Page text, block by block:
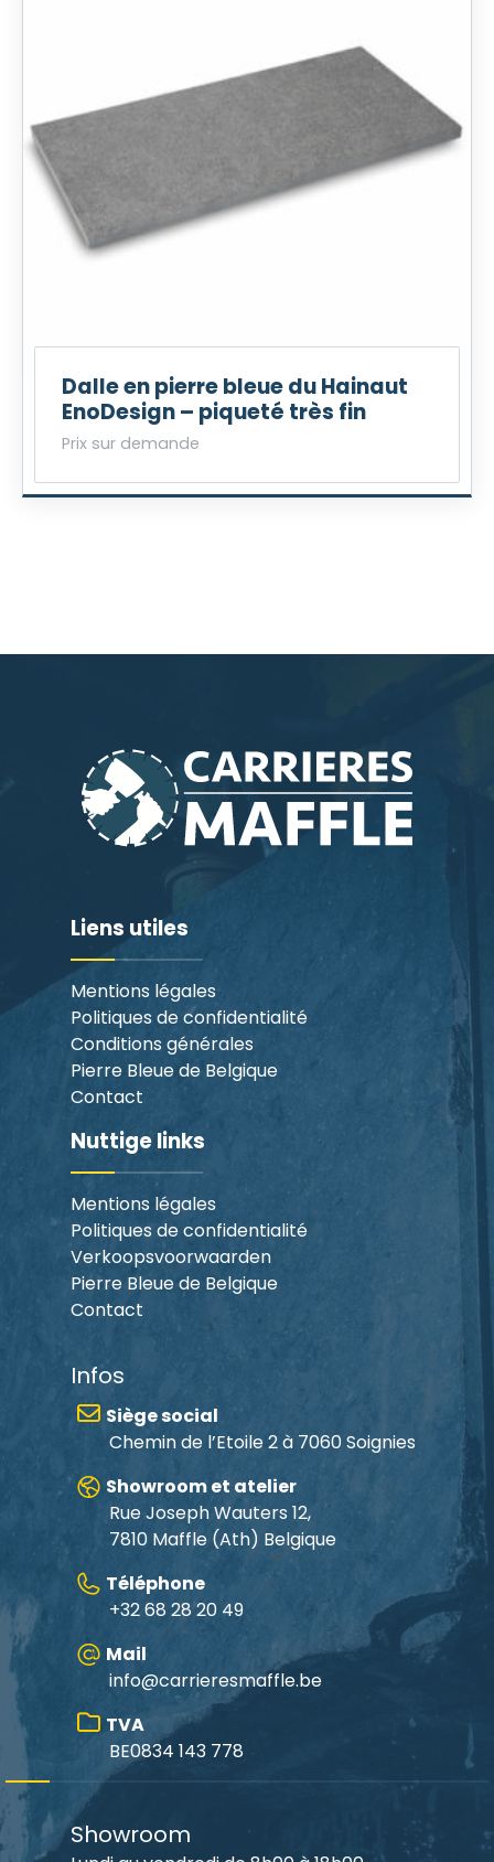
Dalle en pierre bleue du Hainaut
EnoDesign – piqueté très fin
Prix sur demande
Liens utiles
Mentions légales
Politiques de confidentialité
Conditions générales
Pierre Bleue de Belgique
Contact
Nuttige links
Mentions légales
Politiques de confidentialité
Verkoopsvoorwaarden
Pierre Bleue de Belgique
Contact
Infos
Siège social
Chemin de l’Etoile 2 à 7060 Soignies
Showroom et atelier
Rue Joseph Wauters 12,
7810 Maffle (Ath) Belgique
Téléphone
+32 68 28 20 49
Mail
info@carrieresmaffle.be
TVA
BE0834 143 778
Showroom